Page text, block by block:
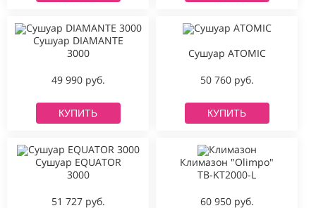
Сушуар DIAMANTE
3000
49 990 руб.
КУПИТЬ
Сушуар ATOMIC
50 760 руб.
КУПИТЬ
Сушуар EQUATOR
3000
51 727 руб.
Климазон "Olimpo"
TB-KT2000-L
60 950 руб.